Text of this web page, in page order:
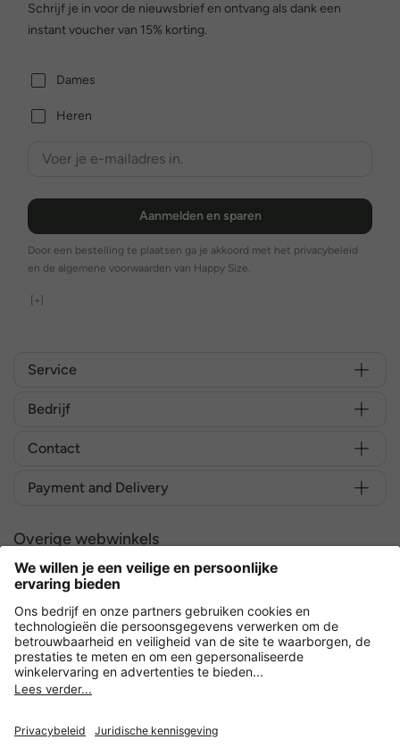
Schrijf je in voor de nieuwsbrief en ontvang als dank een
instant voucher van 15% korting.
Dames
Heren
Aanmelden en sparen
Door een bestelling te plaatsen ga je akkoord met het privacybeleid
en de algemene voorwaarden van Happy Size.
[+]
Service
Bedrijf
Contact
Payment and Delivery
Overige webwinkels
Nederland
Versleuteling met